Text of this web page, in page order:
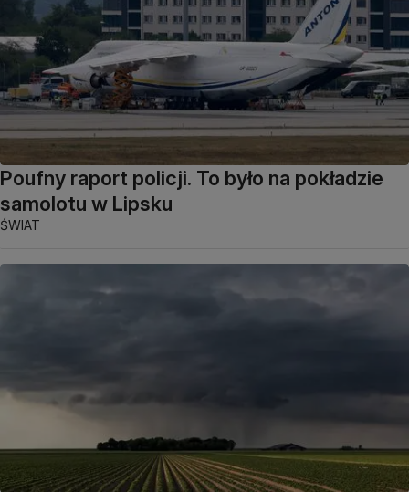
Poufny raport policji. To było na pokładzie
samolotu w Lipsku
ŚWIAT